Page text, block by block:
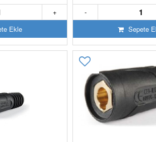
+
Ekle
-
Sepete